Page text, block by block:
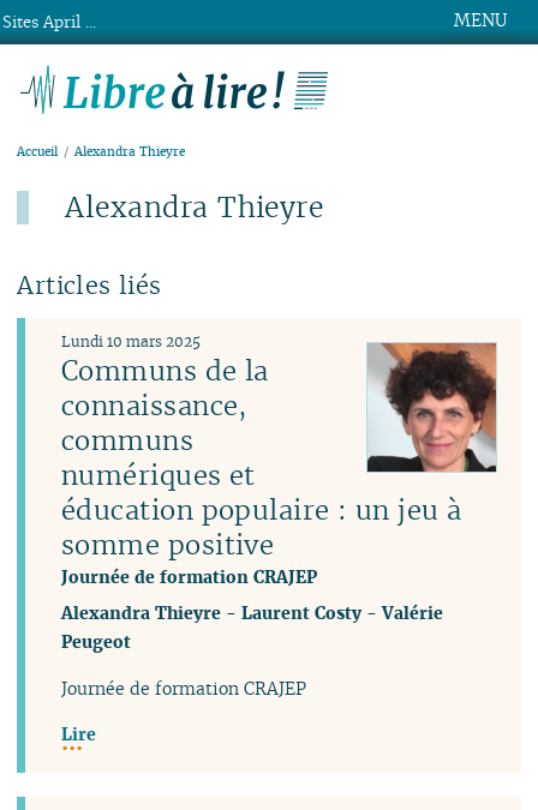
MENU
Accueil Alexandra Thieyre
Alexandra Thieyre
Articles liés
Communs de la
connaissance,
communs
numériques et
éducation populaire : un jeu à
somme positive
Journée de formation CRAJEP
Lundi 10 mars 2025
Alexandra Thieyre -Laurent Costy-Valérie
Peugeot
Journée de formation CRAJEP
Lire
Sites April ...